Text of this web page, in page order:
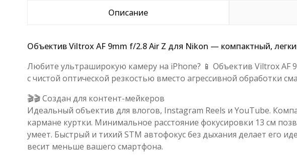
Описание
Объектив Viltrox AF 9mm f/2.8 Air Z для Nikon — компактный,
Любите ультраширокую камеру на iPhone? 📱 Объектив Viltrox AF
с чистой оптической резкостью вместо агрессивной обработки
🎬🎬 Создан для контент-мейкеров
Идеальный объектив для влогов, Instagram Reels и YouTube.
кармане куртки. Минимальное расстояние фокусировки 13 см
умеет. Быстрый и тихий STM автофокус без дыхания делает его
весит меньше вашего смартфона.